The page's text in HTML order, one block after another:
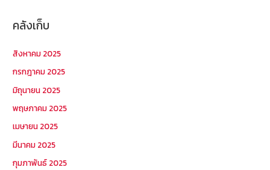
คลังเก็บ
สิงหาคม 2025
กรกฎาคม 2025
มิถุนายน 2025
พฤษภาคม 2025
เมษายน 2025
มีนาคม 2025
กุมภาพันธ์ 2025